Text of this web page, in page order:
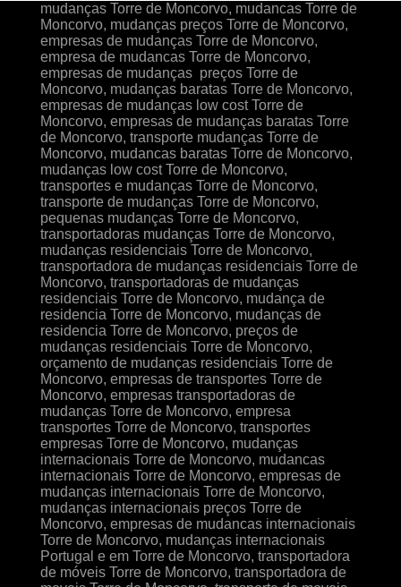
mudanças Torre de Moncorvo, mudancas Torre de
Moncorvo, mudanças preços Torre de Moncorvo,
empresas de mudanças Torre de Moncorvo,
empresa de mudancas Torre de Moncorvo,
empresas de mudanças preços Torre de
Moncorvo, mudanças baratas Torre de Moncorvo,
empresas de mudanças low cost Torre de
Moncorvo, empresas de mudanças baratas Torre
de Moncorvo, transporte mudanças Torre de
Moncorvo, mudancas baratas Torre de Moncorvo,
mudanças low cost Torre de Moncorvo,
transportes e mudanças Torre de Moncorvo,
transporte de mudanças Torre de Moncorvo,
pequenas mudanças Torre de Moncorvo,
transportadoras mudanças Torre de Moncorvo,
mudanças residenciais Torre de Moncorvo,
transportadora de mudanças residenciais Torre de
Moncorvo, transportadoras de mudanças
residenciais Torre de Moncorvo, mudança de
residencia Torre de Moncorvo, mudanças de
residencia Torre de Moncorvo, preços de
mudanças residenciais Torre de Moncorvo,
orçamento de mudanças residenciais Torre de
Moncorvo, empresas de transportes Torre de
Moncorvo, empresas transportadoras de
mudanças Torre de Moncorvo, empresa
transportes Torre de Moncorvo, transportes
empresas Torre de Moncorvo, mudanças
internacionais Torre de Moncorvo, mudancas
internacionais Torre de Moncorvo, empresas de
mudanças internacionais Torre de Moncorvo,
mudanças internacionais preços Torre de
Moncorvo, empresas de mudancas internacionais
Torre de Moncorvo, mudanças internacionais
Portugal e em Torre de Moncorvo, transportadora
de móveis Torre de Moncorvo, transportadora de